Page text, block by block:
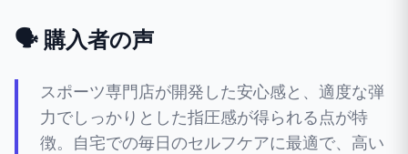
🗣️ 購入者の声
スポーツ専門店が開発した安心感と、適度な弾
力でしっかりとした指圧感が得られる点が特
徴。自宅での毎日のセルフケアに最適で、高い